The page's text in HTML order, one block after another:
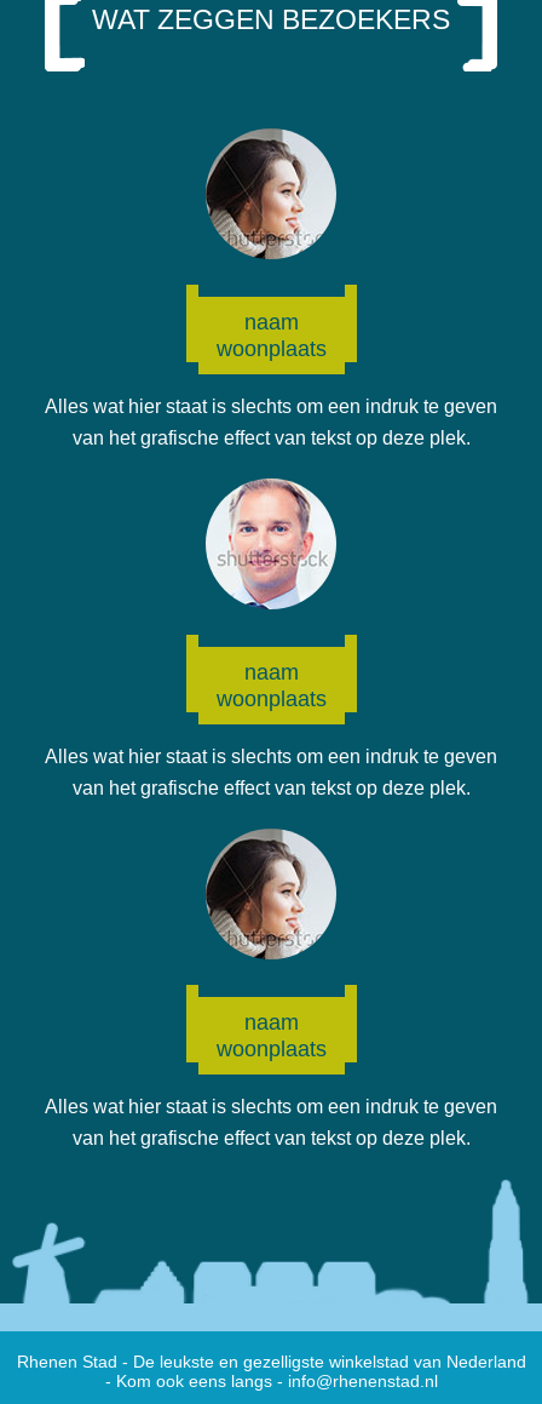
WAT ZEGGEN BEZOEKERS
naam
woonplaats
Alles wat hier staat is slechts om een indruk te geven
van het grafische effect van tekst op deze plek.
naam
woonplaats
Alles wat hier staat is slechts om een indruk te geven
van het grafische effect van tekst op deze plek.
naam
woonplaats
Alles wat hier staat is slechts om een indruk te geven
van het grafische effect van tekst op deze plek.
Rhenen Stad - De leukste en gezelligste winkelstad van Nederland
- Kom ook eens langs - info@rhenenstad.nl